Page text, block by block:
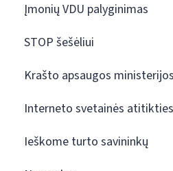
Įmonių VDU palyginimas
STOP šešėliui
Krašto apsaugos
Interneto svetainės
Ieškome turto savininkų